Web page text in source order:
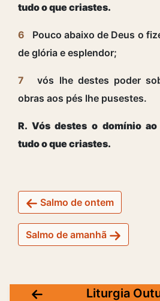
tudo o que criastes.
6 Pouco abaixo de Deus o
de glória e esplendor;
7 vós lhe destes poder
obras aos pés lhe pusestes.
R. Vós destes o domínio
tudo o que criastes.
Salmo de ontem
Salmo de amanhã
Liturgia